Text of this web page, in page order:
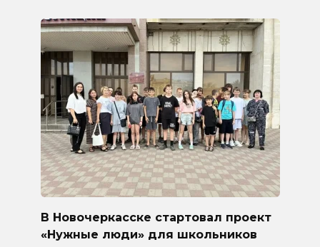
В Новочеркасске стартовал проект
«Нужные люди» для школьников